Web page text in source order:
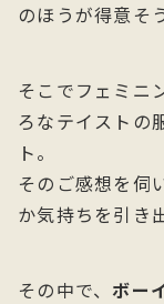
のほうが得意そ
そこでフェミニ
ろなテイストの
ト。
そのご感想を伺
か気持ちを引き
その中で、 ボー